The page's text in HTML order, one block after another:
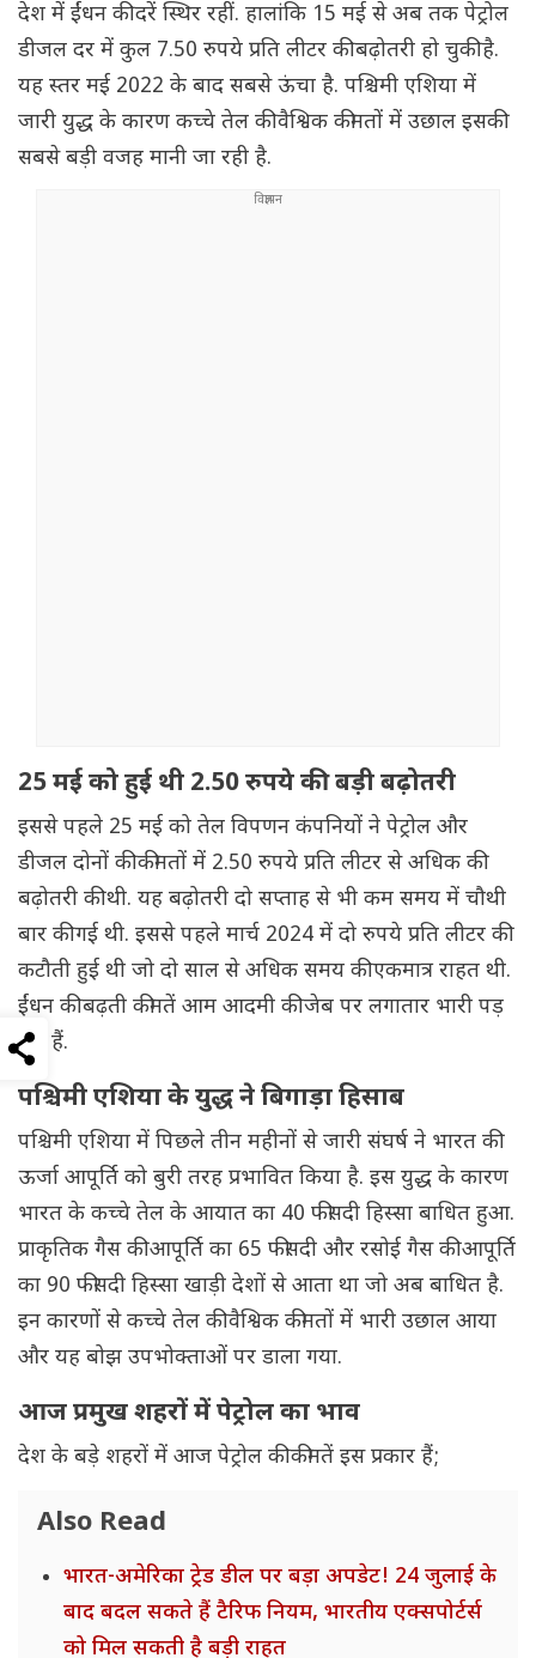
देश में ईंधन की दरें स्थिर रहीं. हालांकि 15 मई से अब तक पेट्रोल
डीजल दर में कुल 7.50 रुपये प्रति लीटर की बढ़ोतरी हो चुकी है.
यह स्तर मई 2022 के बाद सबसे ऊंचा है. पश्चिमी एशिया में
जारी युद्ध के कारण कच्चे तेल की वैश्विक कीमतों में उछाल इसकी
सबसे बड़ी वजह मानी जा रही है.
25 मई को हुई थी 2.50 रुपये की बड़ी बढ़ोतरी
इससे पहले 25 मई को तेल विपणन कंपनियों ने पेट्रोल और
डीजल दोनों की कीमतों में 2.50 रुपये प्रति लीटर से अधिक की
बढ़ोतरी की थी. यह बढ़ोतरी दो सप्ताह से भी कम समय में चौथी
बार की गई थी. इससे पहले मार्च 2024 में दो रुपये प्रति लीटर की
कटौती हुई थी जो दो साल से अधिक समय की एकमात्र राहत थी.
ईंधन की बढ़ती कीमतें आम आदमी की जेब पर लगातार भारी पड़
रही हैं.
पश्चिमी एशिया के युद्ध ने बिगाड़ा हिसाब
पश्चिमी एशिया में पिछले तीन महीनों से जारी संघर्ष ने भारत की
ऊर्जा आपूर्ति को बुरी तरह प्रभावित किया है. इस युद्ध के कारण
भारत के कच्चे तेल के आयात का 40 फीसदी हिस्सा बाधित हुआ.
प्राकृतिक गैस की आपूर्ति का 65 फीसदी और रसोई गैस की आपूर्ति
का 90 फीसदी हिस्सा खाड़ी देशों से आता था जो अब बाधित है.
इन कारणों से कच्चे तेल की वैश्विक कीमतों में भारी उछाल आया
और यह बोझ उपभोक्ताओं पर डाला गया.
आज प्रमुख शहरों में पेट्रोल का भाव
देश के बड़े शहरों में आज पेट्रोल की कीमतें इस प्रकार हैं;
Also Read
भारत-अमेरिका ट्रेड डील पर बड़ा अपडेट! 24 जुलाई के
बाद बदल सकते हैं टैरिफ नियम, भारतीय एक्सपोर्टर्स
को मिल सकती है बड़ी राहत